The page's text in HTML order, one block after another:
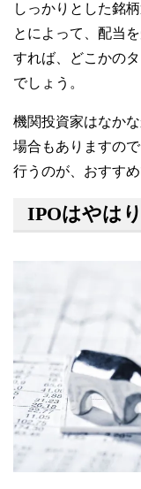
しっかりとした銘
とによって、配当
すれば、どこかの
でしょう。
機関投資家はなか
場合もありますの
行うのが、おすすめ
IPOはやは